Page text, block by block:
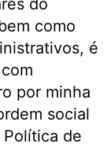
do
como
é
por minha
social
de